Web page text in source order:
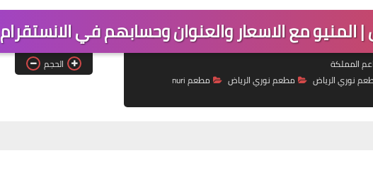
مع الاسعار والعنوان وحسابهم في الانستقرام
المملكة
نوري الرياض مطعم نوري الرياض
مطعم nuri
الحجم